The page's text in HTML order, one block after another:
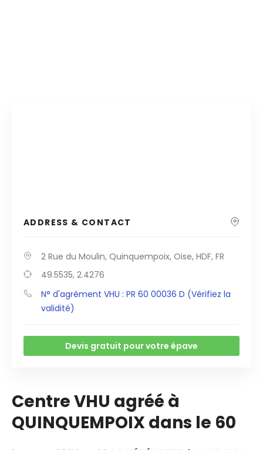
ADDRESS & CONTACT
2 Rue du Moulin, Quinquempoix, Oise, HDF, FR
49.5535, 2.4276
N° d'agrément VHU : PR 60 00036 D (Vérifiez la
validité)
Devis gratuit pour votre épave
Centre VHU agréé à
QUINQUEMPOIX dans le 60